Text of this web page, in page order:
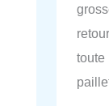
toute